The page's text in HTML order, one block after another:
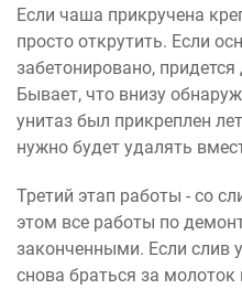
Если чаша прикручена
просто открутить. Если
забетонировано,
Бывает, что внизу
унитаз был прикреплен
нужно будет удалять
Третий этап работы - со
этом все работы по
законченными. Если слив
снова браться за молоток